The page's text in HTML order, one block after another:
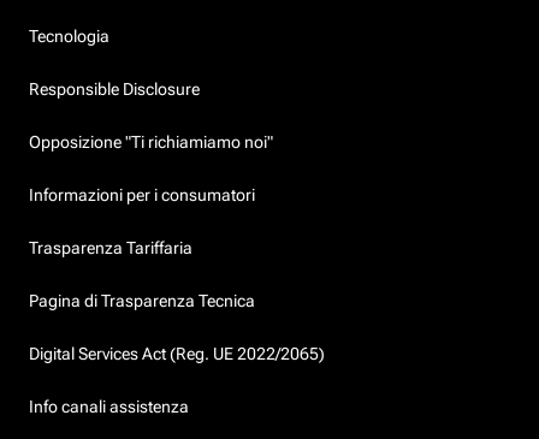
Tecnologia
Responsible Disclosure
Opposizione "Ti richiamiamo noi"
Informazioni per i consumatori
Trasparenza Tariffaria
Pagina di Trasparenza Tecnica
Digital Services Act (Reg. UE 2022/2065)
Info canali assistenza